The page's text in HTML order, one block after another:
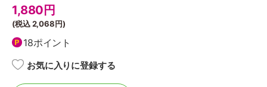
1,880 円
(税込2,068円)
18ポイント
お気に入りに登録する